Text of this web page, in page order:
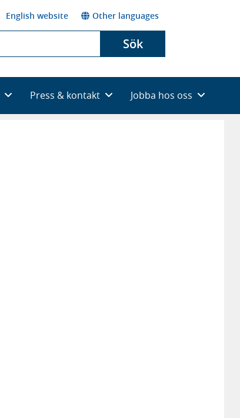
English website Other languages
Sök
Press & kontakt Jobba hos oss